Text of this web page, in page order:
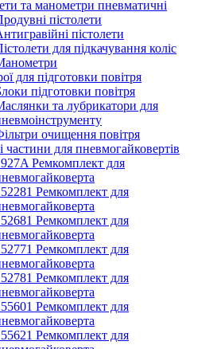
та манометри пневматичні
пістолети
пістолети
для підкачування коліс
для підготовки повітря
підготовки повітря
та лубрикатори для
очищення повітря
частини для пневмогайковертів
Ремкомплект для
Ремкомплект для
Ремкомплект для
Ремкомплект для
Ремкомплект для
Ремкомплект для
Ремкомплект для